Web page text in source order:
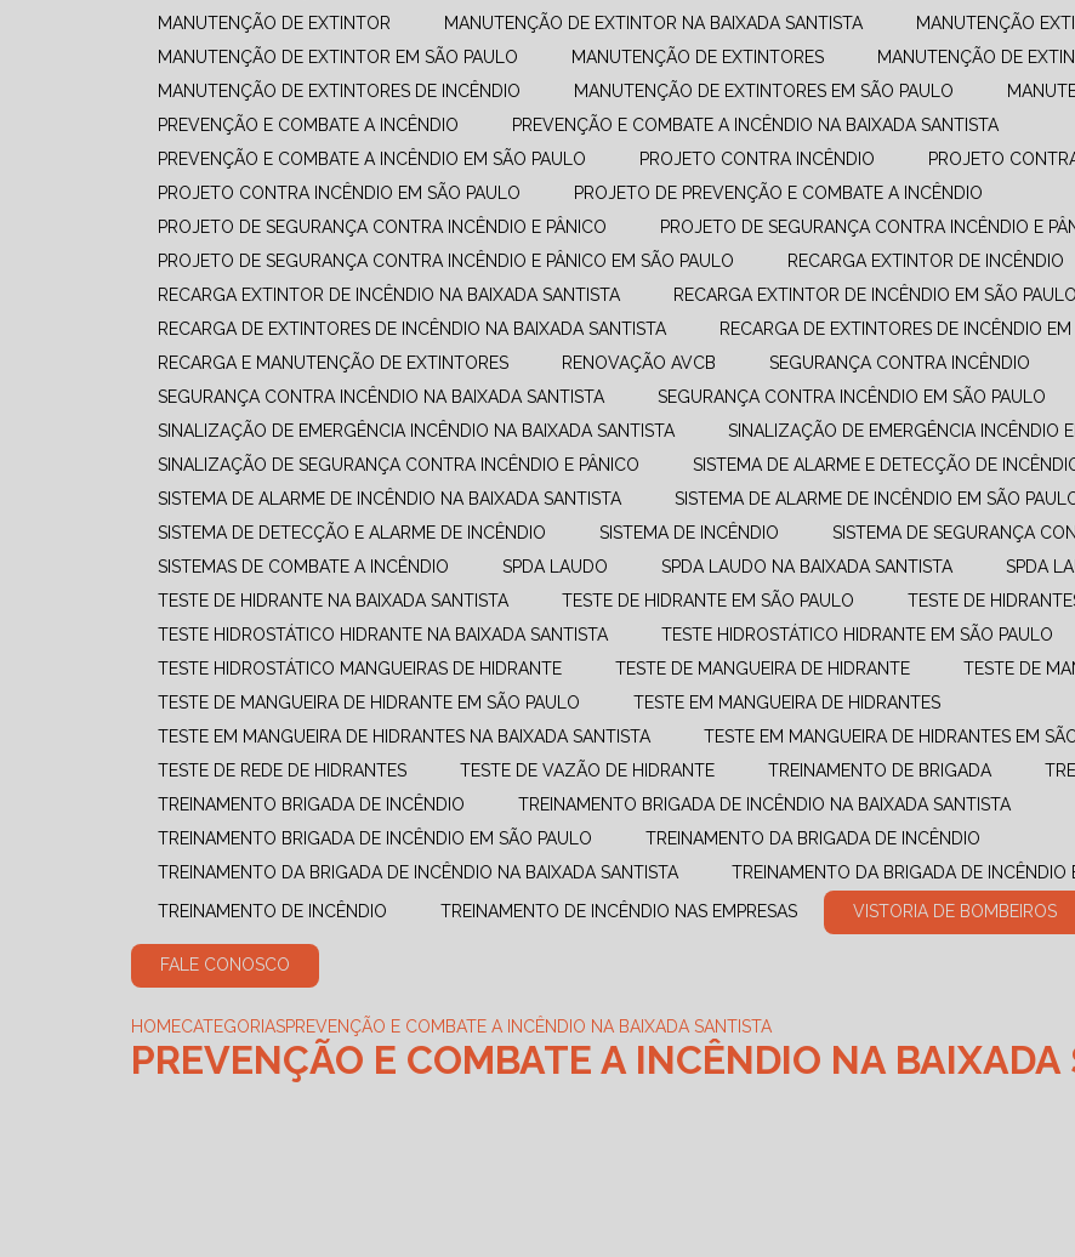
MANUTENÇÃO DE EXTINTOR
MANUTENÇÃO DE EXTINTOR NA BAIXADA SANTISTA
MANUTENÇÃO
MANUTENÇÃO DE EXTINTOR EM SÃO PAULO
MANUTENÇÃO DE EXTINTORES
MANUTENÇÃO DE
MANUTENÇÃO DE EXTINTORES DE INCÊNDIO
MANUTENÇÃO DE EXTINTORES EM SÃO PAULO
PREVENÇÃO E COMBATE A INCÊNDIO​
PREVENÇÃO E COMBATE A INCÊNDIO​ NA BAIXADA SANTISTA
PREVENÇÃO E COMBATE A INCÊNDIO​ EM SÃO PAULO
PROJETO CONTRA INCÊNDIO
PROJETO
PROJETO CONTRA INCÊNDIO EM SÃO PAULO
PROJETO DE PREVENÇÃO E COMBATE A INCÊNDIO​
PROJETO DE SEGURANÇA CONTRA INCÊNDIO E PÂNICO
PROJETO DE SEGURANÇA CONTRA INCÊNDIO E
PROJETO DE SEGURANÇA CONTRA INCÊNDIO E PÂNICO EM SÃO PAULO
RECARGA EXTINTOR DE INCÊNDIO
RECARGA EXTINTOR DE INCÊNDIO NA BAIXADA SANTISTA
RECARGA EXTINTOR DE INCÊNDIO EM SÃO PAULO
RECARGA DE EXTINTORES DE INCÊNDIO NA BAIXADA SANTISTA
RECARGA DE EXTINTORES DE INCÊNDIO
RECARGA E MANUTENÇÃO DE EXTINTORES
RENOVAÇÃO AVCB
SEGURANÇA CONTRA INCÊNDIO
SEGURANÇA CONTRA INCÊNDIO NA BAIXADA SANTISTA
SEGURANÇA CONTRA INCÊNDIO EM SÃO PAULO
SINALIZAÇÃO DE EMERGÊNCIA INCÊNDIO NA BAIXADA SANTISTA
SINALIZAÇÃO DE EMERGÊNCIA INCÊNDIO
SINALIZAÇÃO DE SEGURANÇA CONTRA INCÊNDIO E PÂNICO
SISTEMA DE ALARME E DETECÇÃO DE
SISTEMA DE ALARME DE INCÊNDIO NA BAIXADA SANTISTA
SISTEMA DE ALARME DE INCÊNDIO EM SÃO
SISTEMA DE DETECÇÃO E ALARME DE INCÊNDIO
SISTEMA DE INCÊNDIO
SISTEMA DE SEGURANÇA
SISTEMAS DE COMBATE A INCÊNDIO​
SPDA LAUDO SPDA LAUDO NA BAIXADA SANTISTA SPDA
TESTE DE HIDRANTE NA BAIXADA SANTISTA
TESTE DE HIDRANTE EM SÃO PAULO TESTE DE
TESTE HIDROSTÁTICO HIDRANTE NA BAIXADA SANTISTA
TESTE HIDROSTÁTICO HIDRANTE EM SÃO PAULO
TESTE HIDROSTÁTICO MANGUEIRAS DE HIDRANTE
TESTE DE MANGUEIRA DE HIDRANTE
TESTE DE
TESTE DE MANGUEIRA DE HIDRANTE EM SÃO PAULO
TESTE EM MANGUEIRA DE HIDRANTES
TESTE EM MANGUEIRA DE HIDRANTES NA BAIXADA SANTISTA
TESTE EM MANGUEIRA DE HIDRANTES EM
TESTE DE REDE DE HIDRANTES
TESTE DE VAZÃO DE HIDRANTE TREINAMENTO DE BRIGADA
TREINAMENTO BRIGADA DE INCÊNDIO
TREINAMENTO BRIGADA DE INCÊNDIO NA BAIXADA SANTISTA
TREINAMENTO BRIGADA DE INCÊNDIO EM SÃO PAULO
TREINAMENTO DA BRIGADA DE INCÊNDIO
TREINAMENTO DA BRIGADA DE INCÊNDIO NA BAIXADA SANTISTA
TREINAMENTO DA BRIGADA DE INCÊNDIO
TREINAMENTO DE INCÊNDIO
TREINAMENTO DE INCÊNDIO NAS EMPRESAS VISTORIA DE BOMBEIROS
FALE CONOSCO
HOMECATEGORIASPREVENÇÃO E COMBATE A INCÊNDIO​ NA BAIXADA SANTISTA
PREVENÇÃO E COMBATE A INCÊNDIO​ NA